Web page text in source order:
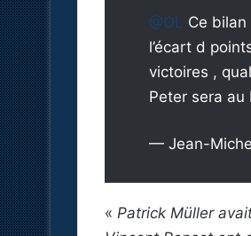
@OL
Ce
l’écart d
victoires ,
Peter sera au
— Jean-
« Patrick Müller